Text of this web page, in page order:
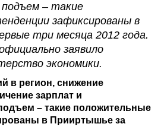
– такие
зафиксированы в
три месяца 2012 года.
заявило
экономики.
в регион, снижение
зарплат и
– такие положительные
в Прииртышье за